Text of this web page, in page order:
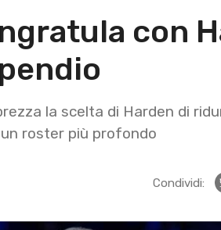
con
la scelta di Harden di
roster più profondo
Condividi: